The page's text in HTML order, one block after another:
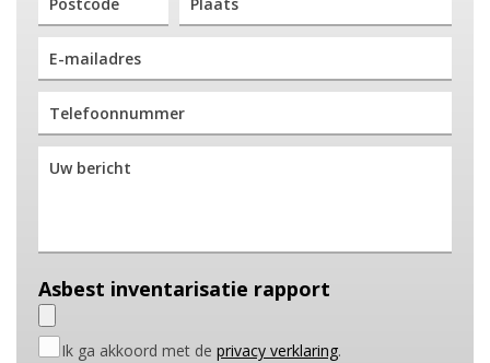
Asbest inventarisatie rapport
Ik ga akkoord met de privacy verklaring.